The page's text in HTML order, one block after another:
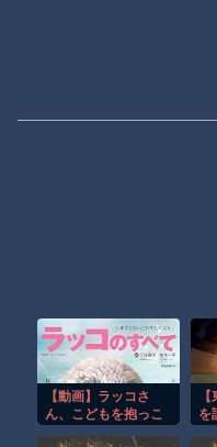
【動画】ラッコさ
ん、こどもを抱っこ
を